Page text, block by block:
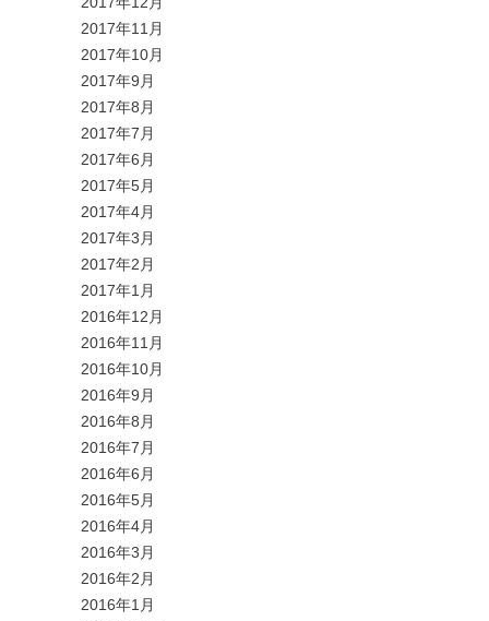
2017年11月
2017年10月
2017年9月
2017年8月
2017年7月
2017年6月
2017年5月
2017年4月
2017年3月
2017年2月
2017年1月
2016年12月
2016年11月
2016年10月
2016年9月
2016年8月
2016年7月
2016年6月
2016年5月
2016年4月
2016年3月
2016年2月
2016年1月